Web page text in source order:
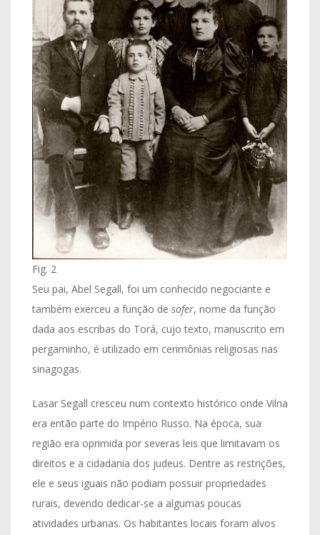
Fig. 2
Seu pai, Abel Segall, foi um conhecido negociante e
também exerceu a função de sofer, nome da função
dada aos escribas do Torá, cujo texto, manuscrito em
pergaminho, é utilizado em cerimônias religiosas nas
sinagogas.
Lasar Segall cresceu num contexto histórico onde Vilna
era então parte do Império Russo. Na época, sua
região era oprimida por severas leis que limitavam os
direitos e a cidadania dos judeus. Dentre as restrições,
ele e seus iguais não podiam possuir propriedades
rurais, devendo dedicar-se a algumas poucas
atividades urbanas. Os habitantes locais foram alvos